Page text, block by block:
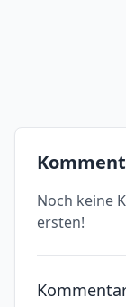
Noch keine
ersten!